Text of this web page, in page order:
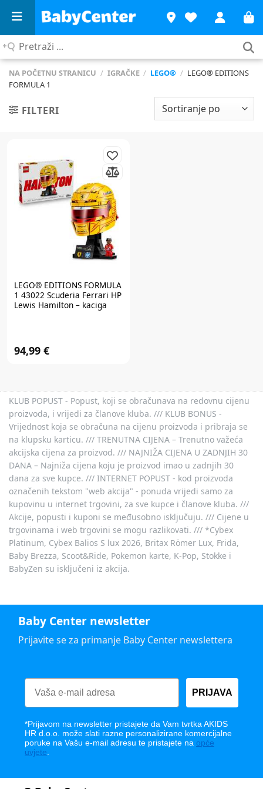
Pretraži
NA POČETNU STRANICU / IGRAČKE / LEGO® / LEGO® EDITIONS
FORMULA 1
FILTERI
LEGO® EDITIONS FORMULA
1 43022 Scuderia Ferrari HP
Lewis Hamilton – kaciga
94,99 €
KLUB POPUST - Popust, koji se obračunava na redovnu cijenu
proizvoda, i vrijedi za članove kluba. /// KLUB BONUS -
Vrijednost koja se obračuna na cijenu proizvoda i pribraja se
na klupsku karticu. /// TRENUTNA CIJENA – Trenutno važeća
akcijska cijena za proizvod. /// NAJNIŽA CIJENA U ZADNJIH 30
DANA – Najniža cijena koju je proizvod imao u zadnjih 30
dana za sve kupce. /// INTERNET POPUST - kod proizvoda
označenih tekstom "web akcija" - ponuda vrijedi samo za
kupovinu u internet trgovini, za sve kupce i članove kluba. ///
Akcije, popusti i kuponi se međusobno isključuju. /// Cijene u
trgovinama i web trgovini se mogu razlikovati. /// *Cybex
Platinum, Cybex Balios S lux 2026, Britax Römer Lux, Frida,
Baby Brezza, Scoot&Ride, Pokemon karte, K-Pop, Stokke i
BabyZen su isključeni iz akcija.
Baby Center newsletter
Prijavite se za primanje Baby Center newslettera
PRIJAVA
*Prijavom na newsletter pristajete da Vam tvrtka AKIDS
HR d.o.o. može slati razne personalizirane komercijalne
poruke na Vašu e-mail adresu te pristajete na opće
uvjete.